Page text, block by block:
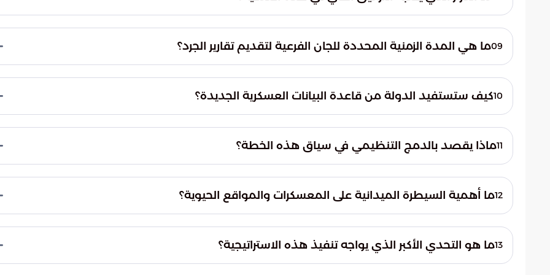
المباشرة من السلطات المختصة.
تتبعها ومنع انتقالها أو تسربها خارج الأطر القانونية، ويسد أي ثغرات قد تعيق المسار الأمني للدولة.09ما هي المدة الزمنية المحددة للجان الفرعية لتقديم تقارير الجرد؟
وهو ما يعكس الجدية والسرعة المطلوبة لبناء قاعدة بيانات عسكرية متكاملة.10كيف ستستفيد الدولة من قاعدة البيانات العسكرية الجديدة؟
مما يرفع من مستوى الجاهزية الأمنية ويضمن توزيع القوى والعتاد بشكل استراتيجي يخدم المصلحة 11ماذا يقصد بالدمج التنظيمي في سياق هذه الخطة؟
وسيطرة موحدة تمنع تعدد مراكز القرار العسكري وتوحد الرؤية الأمنية. 12ما أهمية السيطرة الميدانية على المعسكرات والمواقع الحيوية؟
يمنع استخدام هذه المواقع من قبل أي جهات غير رسمية ويعزز سيادة الدولة على أراضيها. 13ما هو التحدي الأكبر الذي يواجه تنفيذ هذه الاستراتيجية؟